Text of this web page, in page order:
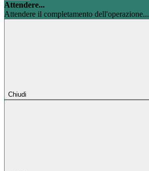
Attendere...
Attendere il completamento dell'operazione...
Chiudi